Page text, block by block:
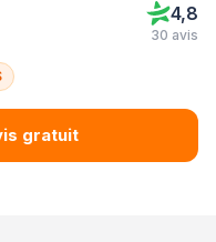
4,8
30 avis
gratuit